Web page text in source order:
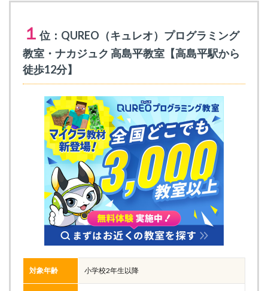
１ 位：QUREO（キュレオ）プログラミング
教室・ナカジュク 高島平教室【高島平駅から
徒歩12分】
対象年齢 小学校2年生以降